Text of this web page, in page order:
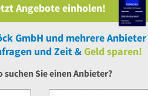
Angebote einholen!
GmbH und mehrereAnbieter
und Zeit &Geld sparen!
suchen Sie einen Anbieter?